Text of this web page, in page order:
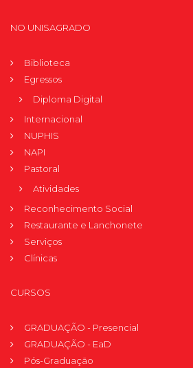
NO UNISAGRADO
Biblioteca
Egressos
Diploma Digital
Internacional
NUPHIS
NAPI
Pastoral
Atividades
Reconhecimento Social
Restaurante e Lanchonete
Serviços
Clínicas
CURSOS
GRADUAÇÃO - Presencial
GRADUAÇÃO - EaD
Pós-Graduação